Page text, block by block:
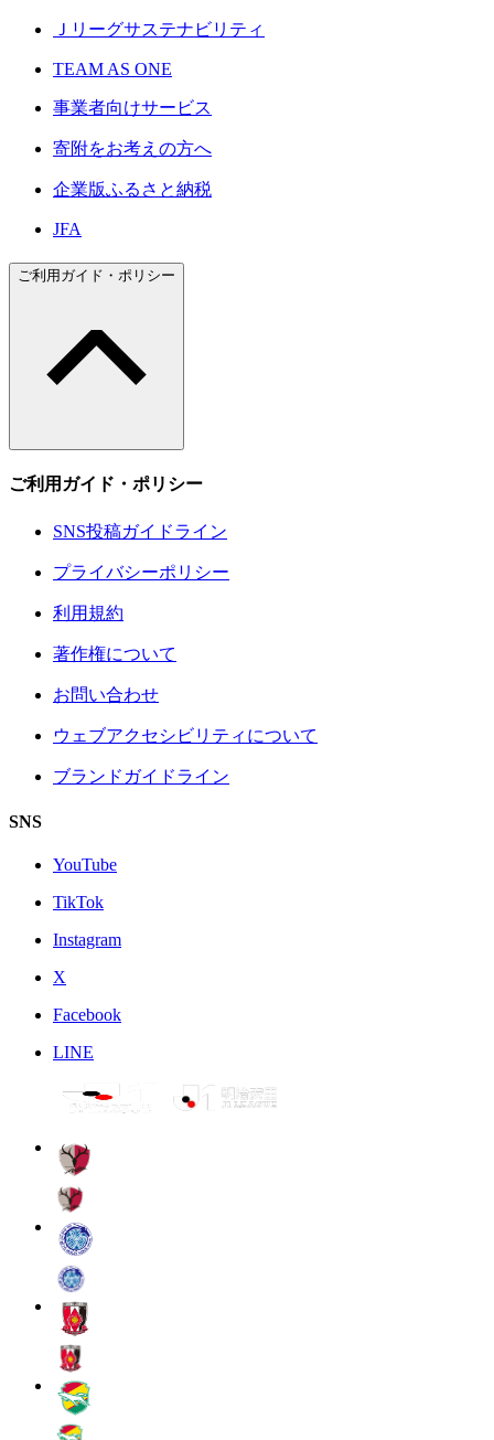
Ｊリーグサステナビリティ
TEAM AS ONE
事業者向けサービス
寄附をお考えの方へ
企業版ふるさと納税
JFA
ご利用ガイド・ポリシー
ご利用ガイド・ポリシー
SNS投稿ガイドライン
プライバシーポリシー
利用規約
著作権について
お問い合わせ
ウェブアクセシビリティについて
ブランドガイドライン
SNS
YouTube
TikTok
Instagram
X
Facebook
LINE